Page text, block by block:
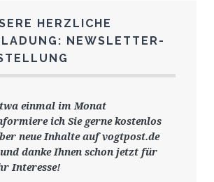
HERZLICHE
NEWSLETTER-
einmal im Monat
ich Sie gernekostenlos
neue Inhalte auf vogtpost.de
und danke Ihnen schon jetzt für
Interesse!